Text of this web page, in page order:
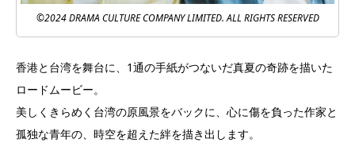
©2024 DRAMA CULTURE COMPANY LIMITED. ALL RIGHTS RESERVED
香港と台湾を舞台に、1通の手紙がつないだ真夏の奇跡を描いた
ロードムービー。
美しくきらめく台湾の原風景をバックに、心に傷を負った作家と
孤独な青年の、時空を超えた絆を描き出します。